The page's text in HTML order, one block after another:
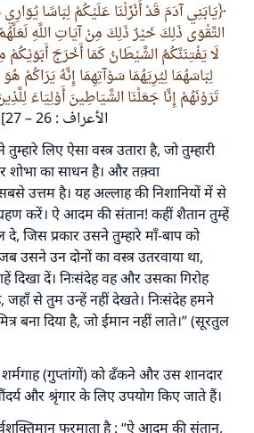
يَابَنِي آدَمَ قَدْ أَنْزَلْنَا عَلَيْكُمْ لِبَاسًا
التَّقْوَى ذَلِكَ خَيْرٌ ذَلِكَ مِنْ آيَاتِ اللَّهِ
لَا يَفْتِنَنَّكُمُ الشَّيْطَانُ كَمَا أَخْرَجَ أَبَوَيْكُمْ
لِبَاسَهُمَا لِيُرِيَهُمَا سَوْآتِهِمَا إِنَّهُ يَرَاكُمْ
تَرَوْنَهُمْ إِنَّا جَعَلْنَا الشَّيَاطِينَ أَوْلِيَاءَ
الأعراف : 26 – 27].
लिए ऐसा वस्त्र उतारा है, जो तुम्हारी
शोभा का साधन है। और तक़्वा
उत्तम है। यह अल्लाह की निशानियों में से
करें। ऐ आदम की संतान! कहीं शैतान तुम्हें
जिस प्रकार उसने तुम्हारे माँ-बाप को
उसने उन दोनों का वस्त्र उतरवाया था,
दिखा दें। निःसंदेह वह और उसका गिरोह
जहाँ से तुम उन्हें नहीं देखते। निःसंदेह हमने
बना दिया है, जो ईमान नहीं लाते।” (सूरतुल
(गुप्तांगों) को ढँकने और उस शानदार
और श्रृंगार के लिए उपयोग किए जाते हैं।
फरमाता है : “ऐ आदम की संतान,